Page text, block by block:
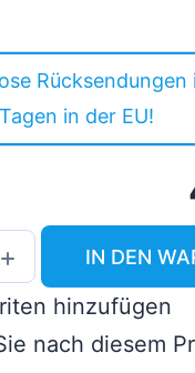
Rücksendungen
in der EU!
IN DEN
hinzufügen
nach diesem